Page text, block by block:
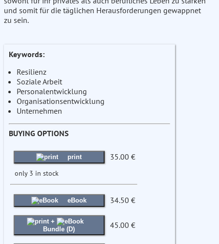
und somit für die täglichen Herausforderungen gewappnet
zu sein.
Keywords:
Resilienz
Soziale Arbeit
Personalentwicklung
Organisationsentwicklung
Unternehmen
BUYING OPTIONS
print 35.00 €
only 3 in stock
eBook 34.50 €
+
Bundle (D)
45.00 €